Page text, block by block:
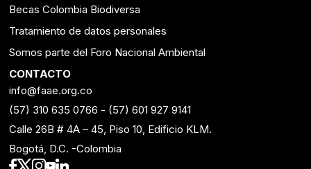
Becas Colombia Biodiversa
Tratamiento de datos personales
Somos parte del Foro Nacional Ambiental
CONTACTO
info@faae.org.co
(57) 310 635 0766 - (57) 601 927 9141
Calle 26B # 4A – 45, Piso 10, Edificio KLM.
Bogotá, D.C. -Colombia